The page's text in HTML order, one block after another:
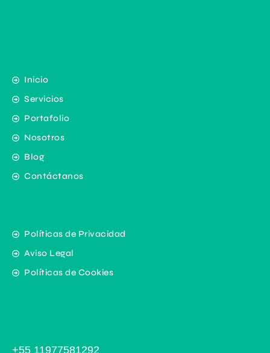
Inicio
Servicios
Portafolio
Nosotros
Blog
Contáctanos
Políticas de Privacidad
Aviso Legal
Políticas de Cookies
+55 11977581292